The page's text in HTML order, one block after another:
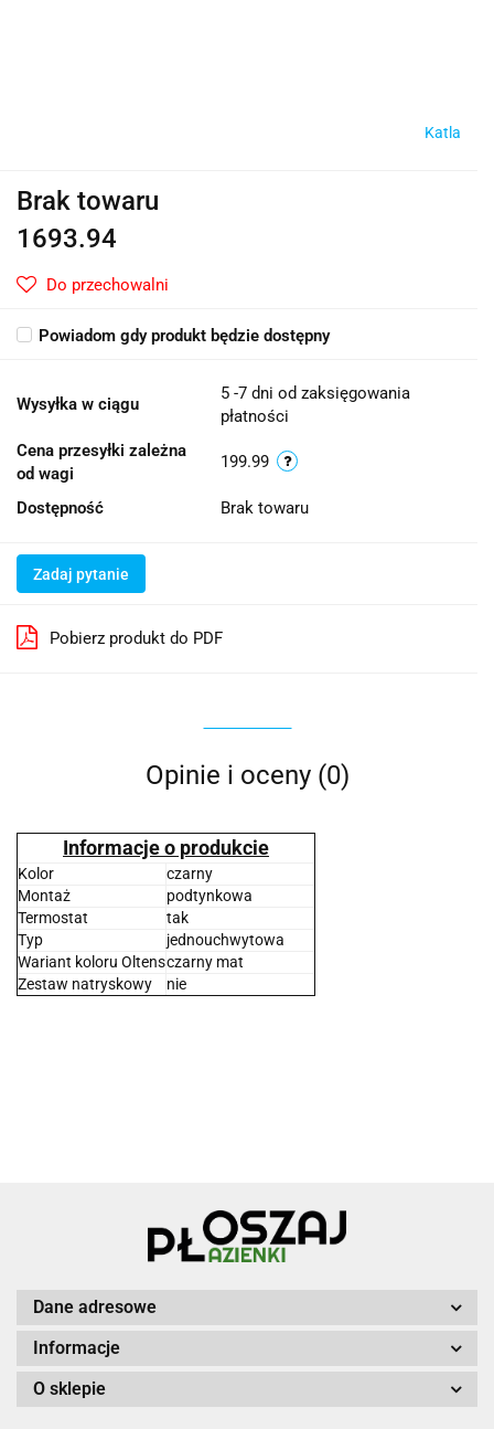
Katla
Brak towaru
1693.94
Do przechowalni
Powiadom gdy produkt będzie dostępny
Wysyłka w ciągu
5 -7 dni od zaksięgowania
płatności
Cena przesyłki zależna
od wagi
199.99
Dostępność Brak towaru
Zadaj pytanie
Pobierz produkt do PDF
Opinie i oceny (0)
Informacje o produkcie
Kolor
czarny
Montaż
podtynkowa
Termostat
tak
Typ
jednouchwytowa
Wariant koloru Oltensczarny mat
Zestaw natryskowy
nie
Dane adresowe
Informacje
O sklepie